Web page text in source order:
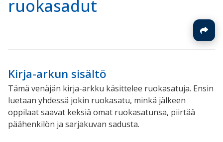
ruokasadut
Kirja-arkun sisältö
Tämä venäjän kirja-arkku käsittelee ruokasatuja. Ensin
luetaan yhdessä jokin ruokasatu, minkä jälkeen
oppilaat saavat keksiä omat ruokasatunsa, piirtää
päähenkilön ja sarjakuvan sadusta.